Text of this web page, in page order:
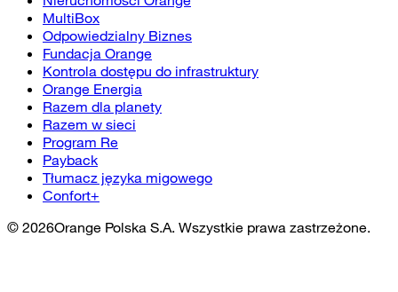
MultiBox
Odpowiedzialny Biznes
Fundacja Orange
Kontrola dostępu do infrastruktury
Orange Energia
Razem dla planety
Razem w sieci
Program Re
Payback
Tłumacz języka migowego
Confort+
© 2026Orange Polska S.A. Wszystkie prawa zastrzeżone.